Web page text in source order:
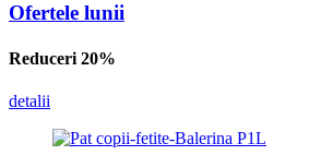
Ofertele lunii
Reduceri 20%
detalii